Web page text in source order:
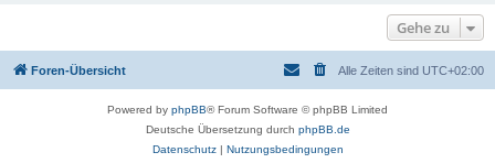
Gehe zu
Foren-Übersicht Alle Zeiten sind UTC+02:00
Powered by phpBB® Forum Software © phpBB Limited
Deutsche Übersetzung durch phpBB.de
Datenschutz| Nutzungsbedingungen